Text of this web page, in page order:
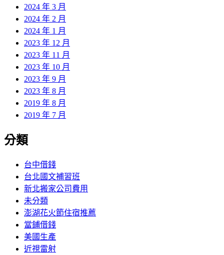
2024 年 3 月
2024 年 2 月
2024 年 1 月
2023 年 12 月
2023 年 11 月
2023 年 10 月
2023 年 9 月
2023 年 8 月
2019 年 8 月
2019 年 7 月
分類
台中借錢
台北國文補習班
新北搬家公司費用
未分類
澎湖花火節住宿推薦
當鋪借錢
美國生產
近視雷射